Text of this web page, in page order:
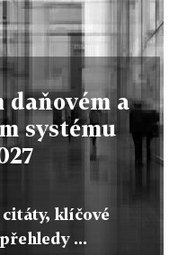
daňovém a
systému
klíčové
...